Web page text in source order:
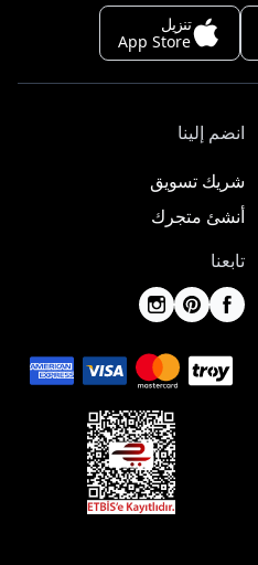
تنزيل
App Store
انضم إلينا
شريك تسويق
أنشئ متجرك
تابعنا